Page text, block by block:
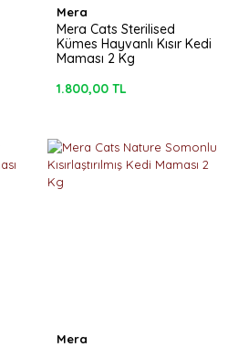
Mera
Mera Cats Sterilised
Kümes Hayvanlı Kısır Kedi
Maması 2 Kg
1.800,00 TL
Mera